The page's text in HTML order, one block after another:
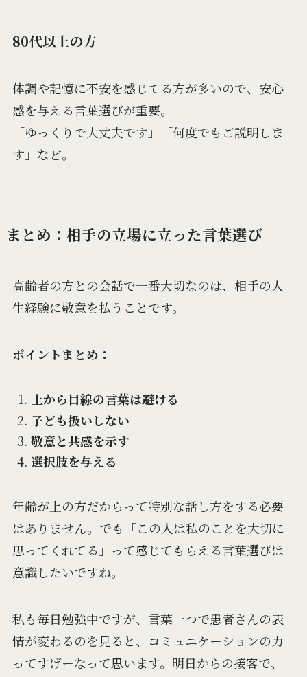
80代以上の方
体調や記憶に不安を感じてる方が多いので、安心
感を与える言葉選びが重要。
「ゆっくりで大丈夫です」「何度でもご説明しま
す」など。
まとめ：相手の立場に立った言葉選び
高齢者の方との会話で一番大切なのは、相手の人
生経験に敬意を払うことです。
ポイントまとめ：
上から目線の言葉は避ける
子ども扱いしない
敬意と共感を示す
選択肢を与える
年齢が上の方だからって特別な話し方をする必要
はありません。でも「この人は私のことを大切に
思ってくれてる」って感じてもらえる言葉選びは
意識したいですね。
私も毎日勉強中ですが、言葉一つで患者さんの表
情が変わるのを見ると、コミュニケーションの力
ってすげーなって思います。明日からの接客で、